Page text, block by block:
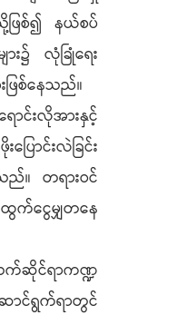
သို့ဖြစ်၍ နယ်စပ်
း၌ လုံခြုံရေး
ြစ်နေသည်။
ာင်းလိုအားနှင့်
ောင်းလဲခြင်း
ည်။ တရားဝင်
ထွက်ငွေမျှတနေ
က်ဆိုင်ရာကဏ္ဍ
ာင်ရွက်ရာတွင်